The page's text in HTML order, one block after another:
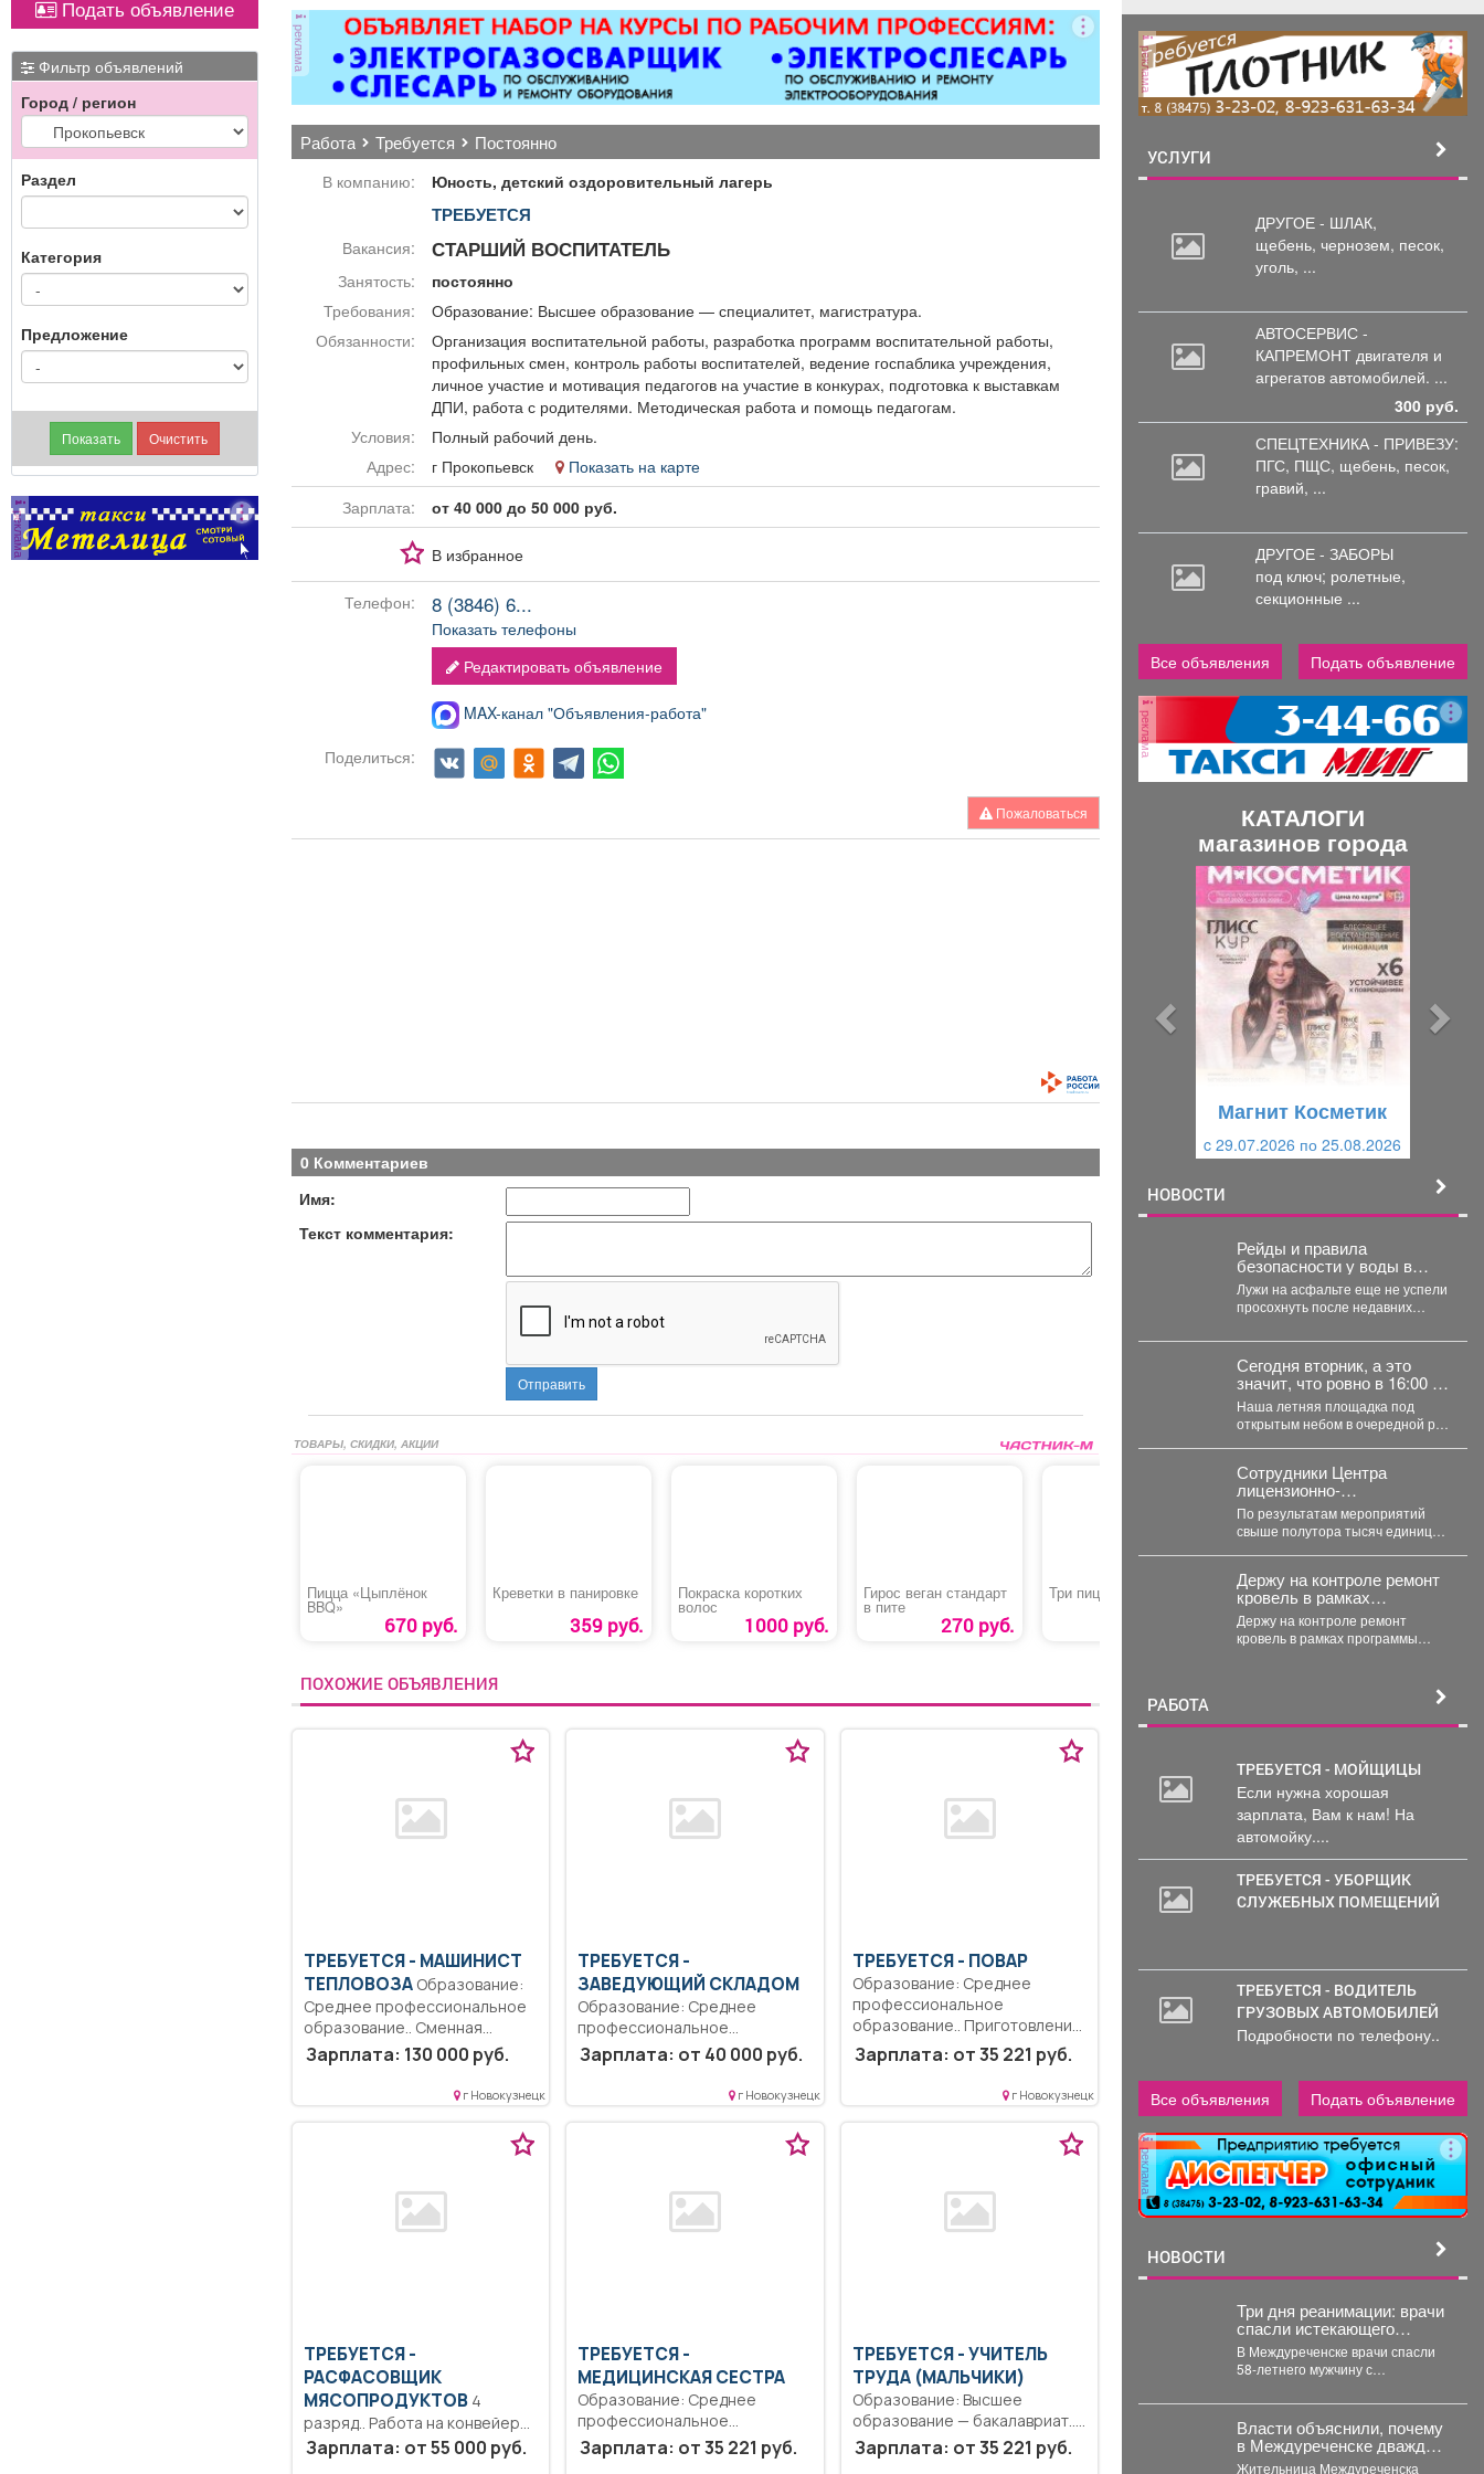
Вывоз мусора.
откатные ворота; все
виды сварочных работ;
металлоконструкции;
бетонные работы
любой сложности.
Пенсионерам скидка
10%.
ОХРАННИКИ 5 разряда,
з/п от 33000 руб. 6
разряда, з/п от 37000
руб. официальное
трудоустройство
полный соц. пакет ООО
Подать объявление
Фильтр объявлений
Город / регион
Раздел
Категория
Предложение
реклама
реклама
работа требуется постоянно
В компанию: Юность, детский оздоровительный лагерь
ТРЕБУЕТСЯ
Вакансия: СТАРШИЙ ВОСПИТАТЕЛЬ
Занятость:
постоянно
Требования:
Образование: Высшее образование — специалитет, магистратура.
Обязанности:
Организация воспитательной работы, разработка программ воспитательной работы,
профильных смен, контроль работы воспитателей, ведение госпаблика учреждения,
личное участие и мотивация педагогов на участие в конкурах, подготовка к выставкам
ДПИ, работа с родителями. Методическая работа и помощь педагогам.
Условия:
Полный рабочий день.
Адрес:
г Прокопьевск
Показать на карте
Зарплата:
от 40 000 до 50 000 руб.
В избранное
Телефон: 8 (3846) 6...
Показать телефоны
Редактировать объявление
MAX-канал "Объявления-работа"
Поделиться:
Пожаловаться
0 Комментариев
Имя:
Текст комментария:
Отправить
ТОВАРЫ, СКИДКИ, АКЦИИ
Пицца «Цыплёнок
BBQ»
670 руб.
Креветки в панировке
359 руб.
Покраска коротких
волос
1000 руб.
Гирос веган стандарт
в пите
270 руб.
Три пиццы 30 см Картофель фри
129 руб.
ПОХОЖИЕ ОБЪЯВЛЕНИЯ
ТРЕБУЕТСЯ - МАШИНИСТ
ТЕПЛОВОЗАОбразование:
Среднее профессиональное
образование.. Сменная
работа.
Зарплата: 130 000 руб.
г Новокузнецк
ТРЕБУЕТСЯ -
ЗАВЕДУЮЩИЙ СКЛАДОМ
Образование: Среднее
профессиональное
образование.. Должностные
обязанности: приём на
Зарплата: от 40 000 руб.
г Новокузнецк
ТРЕБУЕТСЯ - ПОВАР
Образование: Среднее
профессиональное
образование.. Приготовление
блюд, напитков и кулинарных...
Зарплата: от 35 221 руб.
г Новокузнецк
ТРЕБУЕТСЯ -
РАСФАСОВЩИК
МЯСОПРОДУКТОВ4
разряд.. Работа на конвейере,
укладка, упаковка.. Участок
прохладный...
Зарплата: от 55 000 руб.
ТРЕБУЕТСЯ -
МЕДИЦИНСКАЯ СЕСТРА
Образование: Среднее
профессиональное
образование.. Оказание
первичной доврачебной
Зарплата: от 35 221 руб.
ТРЕБУЕТСЯ - УЧИТЕЛЬ
ТРУДА (МАЛЬЧИКИ)
Образование: Высшее
образование — бакалавриат..
Обучение методам понимания
сообщения:...
Зарплата: от 35 221 руб.
реклама
УСЛУГИ
ДРУГОЕ - ШЛАК,
щебень, чернозем, песок,
уголь, ...
АВТОСЕРВИС -
КАПРЕМОНТ двигателя и
агрегатов автомобилей. ...
300 руб.
СПЕЦТЕХНИКА - ПРИВЕЗУ:
ПГС, ПЩС, щебень, песок,
гравий, ...
ДРУГОЕ - ЗАБОРЫ
под ключ; ролетные,
секционные ...
Все объявления Подать объявление
реклама
КАТАЛОГИ
магазинов города
Магнит Косметик
c 29.07.2026 по 25.08.2026
НОВОСТИ
Рейды и правила
безопасности у воды в
Новокузнецке
Лужи на асфальте еще не успели
просохнуть после недавних
палит...
Сегодня вторник, а это
значит, что ровно в 16:00 на
территории нашего
выставочного зала снова
закипела большая
творческая работа.
Наша летняя площадка под
открытым небом в очередной раз
Сотрудники Центра
лицензионно-
разрешительной работы
Росгвардии Кузбасса с
начала года проверили
свыше пяти тысяч
владельцев оружия.
По результатам мероприятий
свыше полутора тысяч единиц
административной
ответственности.
Держу на контроле ремонт
кровель в рамках
программы ФКР.
Держу на контроле ремонт
кровель в рамках программы
РАБОТА
ТРЕБУЕТСЯ - МОЙЩИЦЫ
Если нужна хорошая
зарплата, Вам к нам! На
автомойку....
ТРЕБУЕТСЯ - УБОРЩИК
СЛУЖЕБНЫХ ПОМЕЩЕНИЙ
ТРЕБУЕТСЯ - ВОДИТЕЛЬ
ГРУЗОВЫХ АВТОМОБИЛЕЙ
Подробности по телефону..
Все объявления Подать объявление
реклама
НОВОСТИ
Три дня реанимации: врачи
спасли истекающего
кровью кузбассовца
В Междуреченске врачи спасли
58-летнего мужчину с
Междуреченской городской
больнице...
Власти объяснили, почему
в Междуреченске дважды
отключают горячую воду
Жительница Междуреченска